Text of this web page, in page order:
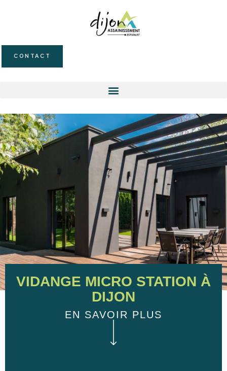
CONTACT
VIDANGE MICRO STATION À
DIJON
EN SAVOIR PLUS